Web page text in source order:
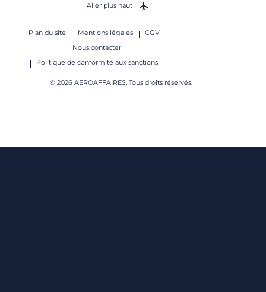
Plan du site Mentions légales
CGV
Nous contacter
Politique de conformité aux sanctions
© 2026 AEROAFFAIRES. Tous droits réservés.
Aller plus haut